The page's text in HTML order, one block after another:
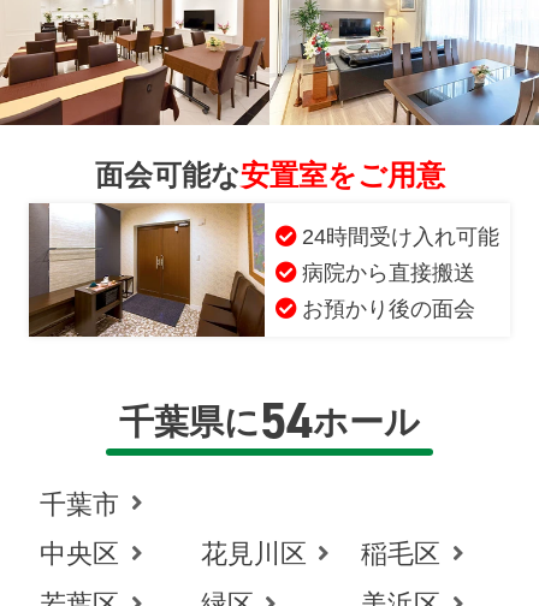
面会可能な安置室をご用意
24時間受け入れ可能
病院から直接搬送
お預かり後の面会
千葉県に54ホール
千葉市
中央区
花見川区
稲毛区
お得な会員価格!